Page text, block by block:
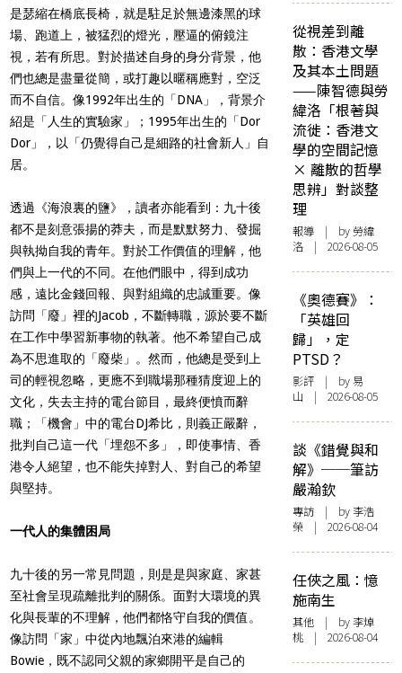
是瑟縮在橋底長椅，就是駐足於無邊漆黑的球
場、跑道上，被猛烈的燈光，壓逼的俯鏡注
視，若有所思。對於描述自身的身分背景，他
們也總是盡量從簡，或打趣以暱稱應對，空泛
而不自信。像1992年出生的 「DNA」，背景介
紹是「人生的實驗家」；1995年出生的「Dor
Dor」，以「仍覺得自己是細路的社會新人 」自
居。
透過《海浪裏的鹽》，讀者亦能看到：九十後
都不是刻意張揚的莽夫，而是默默努力、發掘
與執拗自我的青年。對於工作價值的理解，他
們與上一代的不同。在他們眼中，得到成功
感，遠比金錢回報、與對組織的忠誠重要。像
訪問「廢」裡的Jacob，不斷轉職，源於要不斷
在工作中學習新事物的執著。他不希望自己成
為不思進取的「廢柴」。然而，他總是受到上
司的輕視忽略，更應不到職場那種猜度迎上的
文化，失去主持的電台節目，最終便憤而辭
職；「機會」中的電台DJ希比，則義正嚴辭，
批判自己這一代「埋怨不多」，即使事情、香
港令人絕望，也不能失掉對人、對自己的希望
與堅持。
一代人的集體困局
九十後的另一常見問題，則是是與家庭、家甚
至社會呈現疏離批判的關係。面對大環境的異
化與長輩的不理解，他們都恪守自我的價值。
像訪問「家」中從內地飄泊來港的編輯
Bowie，既不認同父親的家鄉開平是自己的
從視差到離
散：香港文學
及其本土問題
——陳智德與勞
緯洛「根著與
流徙：香港文
學的空間記憶
× 離散的哲學
思辨」對談整
理
報導 | by 勞緯
洛 | 2026-08-05
《奧德賽》：
「英雄回
歸」，定
PTSD？
影評 | by 易
山 | 2026-08-05
談《錯覺與和
解》──筆訪
嚴瀚欽
專訪 | by 李浩
榮 | 2026-08-04
任俠之風：憶
施南生
其他 | by 李焯
桃 | 2026-08-04